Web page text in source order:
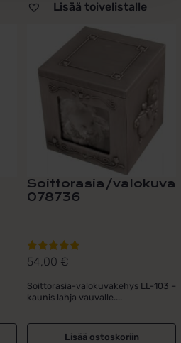
Lisää toivelistalle
Soittorasia/
078736
Arvostelu
5.00/ 5
54,00 €
Soittorasia-valokuvakehys LL-103 –
kaunis lahja vauvalle....
Lisää ostoskoriin